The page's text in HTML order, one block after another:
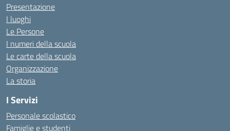
Presentazione
I luoghi
Le Persone
I numeri della scuola
Le carte della scuola
Organizzazione
La storia
I Servizi
Personale scolastico
Famiglie e studenti